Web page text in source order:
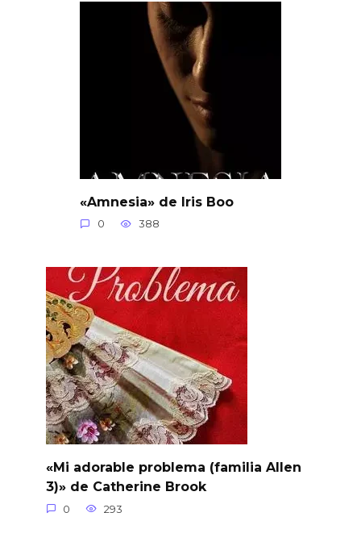
«Amnesia» de Iris Boo
0 388
«Mi adorable problema (familia Allen
3)» de Catherine Brook
0 293